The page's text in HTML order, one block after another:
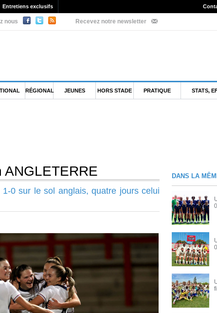
Entretiens exclusifs
nous Recevez notre newsletter
RÉGIONAL JEUNES HORS STADE PRATIQUE STATS,
0 sur le sol anglais, quatre jours celui
DANS LA